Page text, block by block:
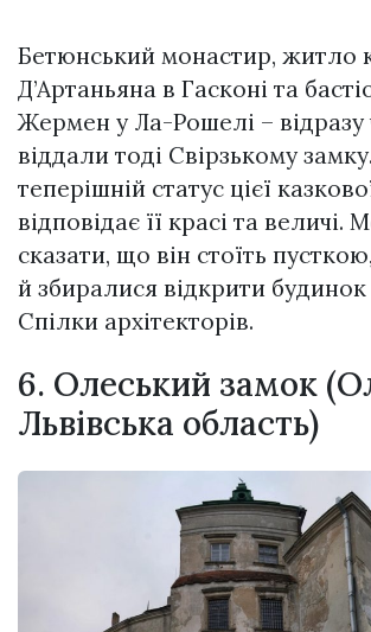
Бетюнський монастир, житло
Д’Артаньяна в Гасконі та
Жермен у Ла-Рошелі – відразу
віддали тоді Свірзькому
теперішній статус цієї
відповідає її красі та величі.
сказати, що він стоїть
й збиралися відкрити
Спілки архітекторів.
6. Олеський замок
Львівська область)